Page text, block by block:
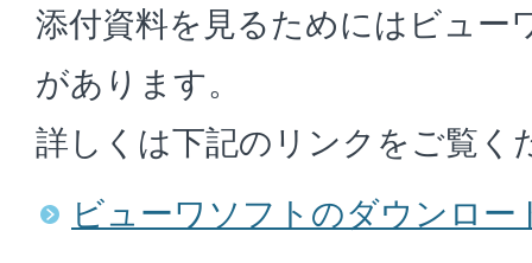
添付資料を見るためにはビュー
があります。
詳しくは下記のリンクをご覧く
ビューワソフトのダウンロー